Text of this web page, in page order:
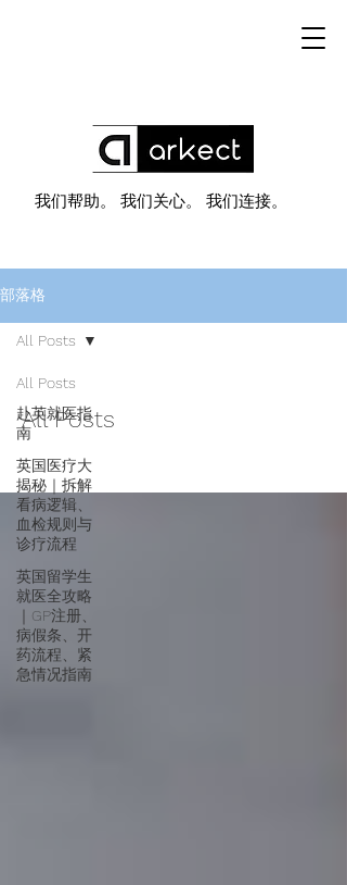
我们帮助。 我们关心。 我们连接。
部落格
All Posts
赴英就医指
南
英国医疗大
揭秘｜拆解
看病逻辑、
血检规则与
诊疗流程
英国留学生
就医全攻略
｜GP注册、
病假条、开
药流程、紧
急情况指南
All Posts
All Posts